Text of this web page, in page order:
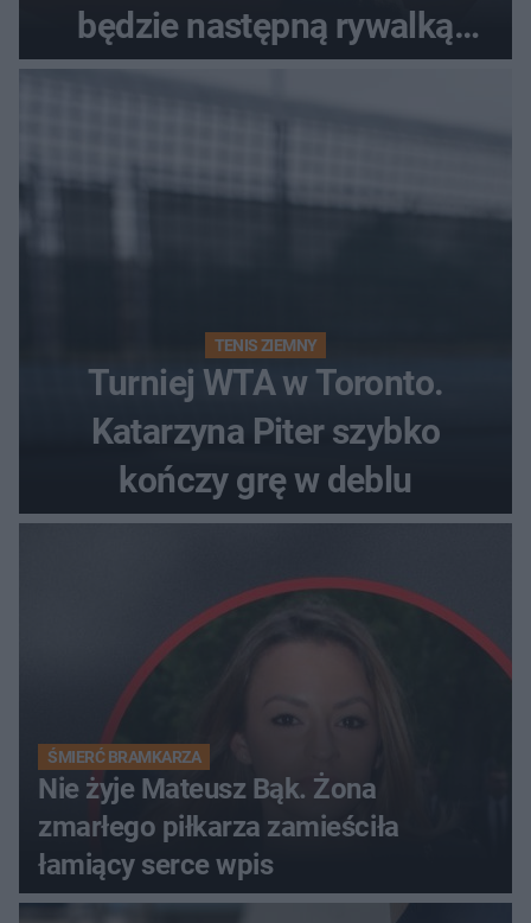
będzie następną rywalką
TENIS ZIEMNY
Turniej WTA w Toronto.
Katarzyna Piter szybko
kończy grę w deblu
ŚMIERĆ BRAMKARZA
Nie żyje Mateusz Bąk. Żona
zmarłego piłkarza zamieściła
łamiący serce wpis